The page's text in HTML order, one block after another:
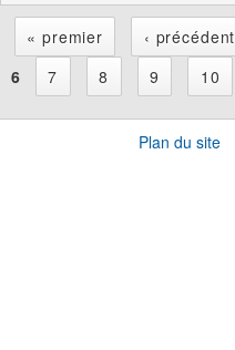
P
« premier ‹ précédent
6
7 8 9 10
Plan du site